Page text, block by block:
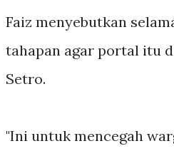
Faiz menyebutkan
tahapan agar portal itu
Setro.
"Ini untuk mencegah